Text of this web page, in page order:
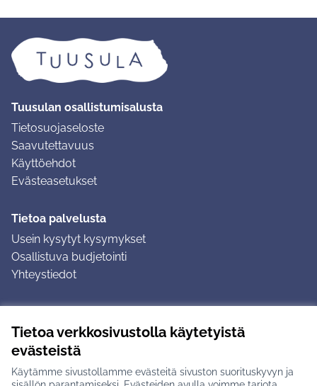
Tietoa verkkosivustolla käytetyistä
evästeistä
Käytämme sivustollamme evästeitä sivuston suorituskyvyn ja
Tuusulan osallistumisalusta
Tietosuojaseloste
Saavutettavuus
Käyttöehdot
Evästeasetukset
Tietoa palvelusta
Usein kysytyt kysymykset
Osallistuva budjetointi
Yhteystiedot
Ohjeet kirjautumiseen
Ohjeet kommentin jättämiseen